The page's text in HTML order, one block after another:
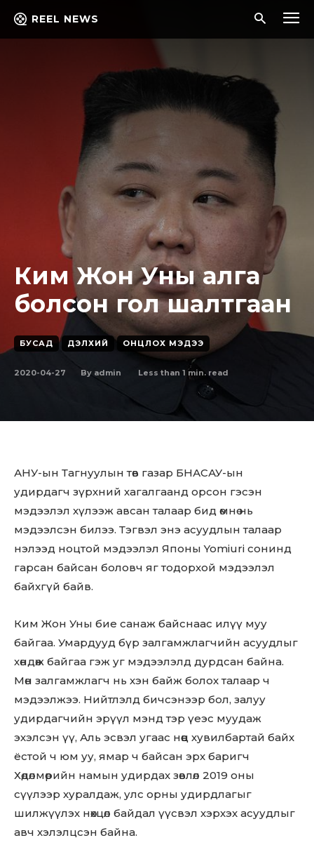
REEL NEWS
Ким Жон Уны алга
болсон гол шалтгаан
БУСАД ДЭЛХИЙ ОНЦЛОХ МЭДЭЭ
2020-04-27 By admin Less than 1 min. read
АНУ-ын Тагнуулын төв газар БНАСАУ-ын
удирдагч зүрхний хагалгаанд орсон гэсэн
мэдээлэл хүлээж авсан талаар бид өмнө нь
мэдээлсэн билээ. Тэгвэл энэ асуудлын талаар
нэлээд ноцтой мэдээлэл Японы Yomiuri сонинд
гарсан байсан боловч яг тодорхой мэдээлэл
байхгүй байв.
Ким Жон Уны бие санаж байснаас илүү муу
байгаа. Умардууд бүр залгамжлагчийн асуудлыг
хөндөж байгаа гэж уг мэдээлэлд дурдсан байна.
Мөн залгамжлагч нь хэн байж болох талаар ч
мэдээлжээ. Нийтлэлд бичсэнээр бол, залуу
удирдагчийн эрүүл мэнд тэр үеэс муудаж
эхэлсэн үү, Аль эсвэл угаас нөөц хувилбартай байх
ёстой ч юм уу, ямар ч байсан эрх баригч
Хөдөлмөрийн намын удирдах зөвлөл 2019 оны
сүүлээр хуралдаж, улс орны удирдлагыг
шилжүүлэх нөхцөл байдал үүсвэл хэрхэх асуудлыг
авч хэлэлцсэн байна.